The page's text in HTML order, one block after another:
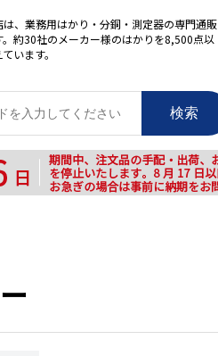
は、業務用はかり・分銅・測定器の専門通販
。約30社のメーカー様のはかりを8,500点以
います。
検索